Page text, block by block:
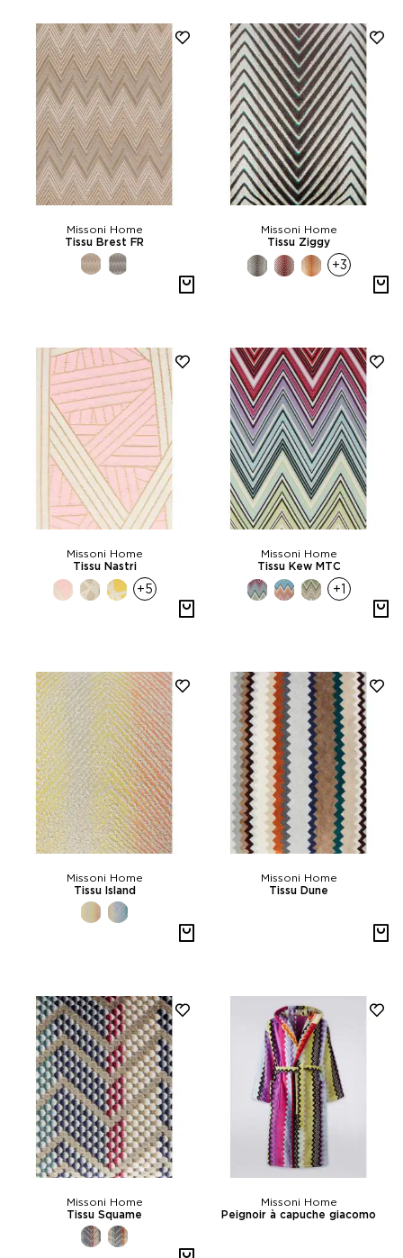
Missoni Home
Tissu Brest FR
Missoni Home
Tissu Ziggy
+3
Missoni Home
Tissu Nastri
+5
Missoni Home
Tissu Kew MTC
+1
Missoni Home
Tissu Island
Missoni Home
Tissu Dune
Missoni Home
Tissu Squame
Missoni Home
Peignoir à capuche giacomo